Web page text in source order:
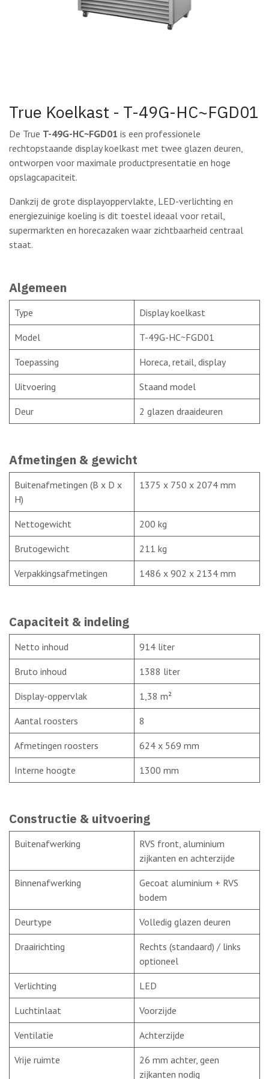
True Koelkast - T-49G-HC~FGD01
De True T-49G-HC~FGD01 is een professionele
rechtopstaande display koelkast met twee glazen deuren,
ontworpen voor maximale productpresentatie en hoge
opslagcapaciteit.
Dankzij de grote displayoppervlakte, LED-verlichting en
energiezuinige koeling is dit toestel ideaal voor retail,
supermarkten en horecazaken waar zichtbaarheid centraal
staat.
Algemeen
Type Display koelkast
Model T-49G-HC~FGD01
Toepassing Horeca, retail, display
Uitvoering Staand model
Deur 2 glazen draaideuren
Afmetingen & gewicht
Buitenafmetingen (B x D x
H)
1375 x 750 x 2074 mm
Nettogewicht 200 kg
Brutogewicht 211 kg
Verpakkingsafmetingen 1486 x 902 x 2134 mm
Capaciteit & indeling
Netto inhoud 914 liter
Bruto inhoud 1388 liter
Display-oppervlak 1,38 m²
Aantal roosters 8
Afmetingen roosters 624 x 569 mm
Interne hoogte 1300 mm
Constructie & uitvoering
Buitenafwerking
RVS front, aluminium
zijkanten en achterzijde
Binnenafwerking
Gecoat aluminium + RVS
bodem
Deurtype Volledig glazen deuren
Draairichting
Rechts (standaard) / links
optioneel
Verlichting LED
Luchtinlaat Voorzijde
Ventilatie Achterzijde
Vrije ruimte
26 mm achter, geen
zijkanten nodig